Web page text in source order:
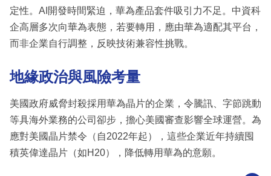
定性。AI開發時間緊迫，華為產品套件吸引力不足。中資科
企高層多次向華為表態，若要轉用，應由華為適配其平台，
而非企業自行調整，反映技術兼容性挑戰。
地緣政治與風險考量
美國政府威脅封殺採用華為晶片的企業，令騰訊、字節跳動
等具海外業務的公司卻步，擔心美國審查影響全球運營。為
應對美國晶片禁令（自2022年起），這些企業近年持續囤
積英偉達晶片（如H20），降低轉用華為的意願。